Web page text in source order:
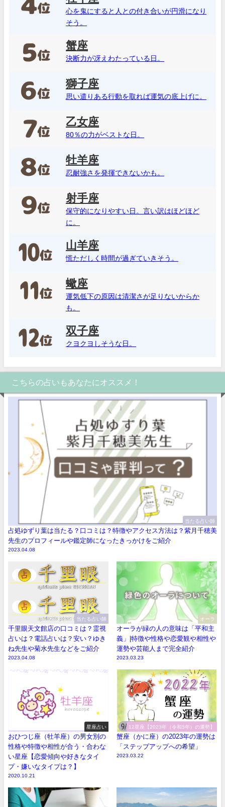
心を鬼にすると人との付き合いが円滑になり
そう。
蟹座
決断力が冴えわたっている日。
獅子座
思い遣りある行動を取れば運気の底上げに。
乙女座
80％の力がベストな日。
牡羊座
忍耐強さを発揮できないかも。
射手座
保守的になりやすい日。言い訳はほどほど
に。
山羊座
慌ただしく時間が過ぎていきそう。
蠍座
運気低下の原因は清潔さが足りないからか
も。
双子座
クヨクヨしそうな日。
こちらの占いもあなたにオススメ！
当たる占い師
占処ゆずり葉は当たる？口コミは？特徴やアクセス方法は？紫月千穂美
先生のプロフィールや鑑定師になったきっかけをご紹介
2023.04.08
当たる占い師
千里眼天文館店の口コミは？霊視
占いは？電話占いは？安い？ゆき
ね先生や菊水先生などをご紹介
2023.04.08
オーラ
オーラが緑の人の意味は「平和主
義」|特徴や性格や恋愛観や相性や
運勢や芸能人まで完全紹介
2023.03.23
星座占い
おひつじ座（牡羊座）の男女別の
性格や特徴や相性が合う・合わな
い星座【恋愛傾向や好きなタイ
プ・嫌いなタイプは？】
2020.10.21
12星座【2023年（令和5年）の運勢】
蟹座（かに座）の2023年の運勢は
「ステップアップへの希望」
2023.03.22